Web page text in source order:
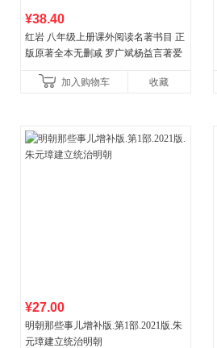
¥38.40
红岩 八年级上册课外阅读名著书目 正
版原著全本无删减 罗广斌杨益言著爱
国青年出版社加入购物车 收藏
¥27.00
明朝那些事儿增补版.第1部.2021版.朱
元璋建立统治明朝